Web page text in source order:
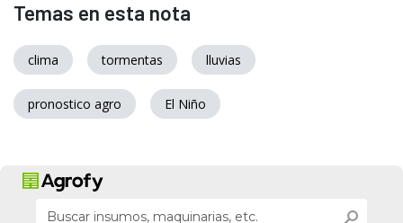
Temas en esta nota
clima tormentas lluvias
pronostico agro El Niño